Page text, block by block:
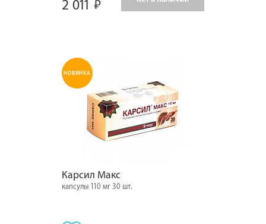
2 011
НОВИНКА
Карсил Макс
капсулы 110 мг 30 шт.